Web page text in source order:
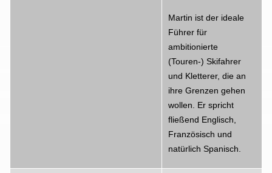
Martin ist der ideale
Führer für
ambitionierte
(Touren-) Skifahrer
und Kletterer, die an
ihre Grenzen gehen
wollen. Er spricht
fließend Englisch,
Französisch und
natürlich Spanisch.